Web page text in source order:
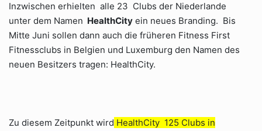
Inzwischen erhielten alle 23 Clubs der Niederlande
unter dem Namen HealthCity ein neues Branding. Bis
Mitte Juni sollen dann auch die früheren Fitness First
Fitnessclubs in Belgien und Luxemburg den Namen des
neuen Besitzers tragen: HealthCity.
Zu diesem Zeitpunkt wird HealthCity 125 Clubs in